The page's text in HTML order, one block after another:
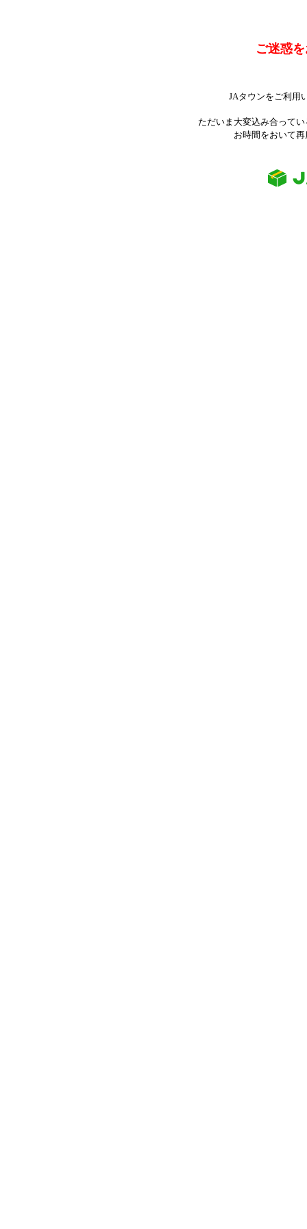
ご迷惑
JAタウンをご利用
ただいま大変込み合って
お時間をおいて